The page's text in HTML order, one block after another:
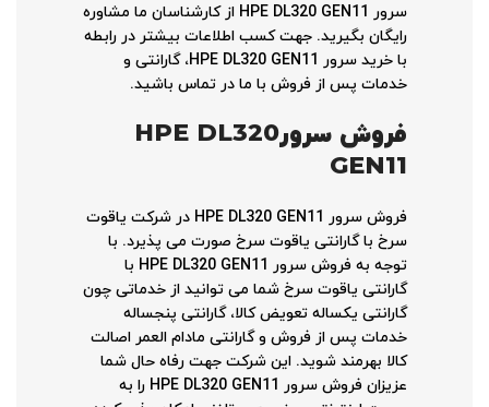
سرور HPE DL320 GEN11 از کارشناسان ما مشاوره
رایگان بگیرید. جهت کسب اطلاعات بیشتر در رابطه
با خرید سرور HPE DL320 GEN11، گارانتی و
خدمات پس از فروش با ما در تماس باشید.
فروش سرورHPE DL320
GEN11
فروش سرور HPE DL320 GEN11 در شرکت یاقوت
سرخ با گارانتی یاقوت سرخ صورت می پذیرد. با
توجه به فروش سرور HPE DL320 GEN11 با
گارانتی یاقوت سرخ شما می توانید از خدماتی چون
گارانتی یکساله تعویض کالا، گارانتی پنجساله
خدمات پس از فروش و گارانتی مادام العمر اصالت
کالا بهرمند شوید. این شرکت جهت رفاه حال شما
عزیزان فروش سرور HPE DL320 GEN11 را به